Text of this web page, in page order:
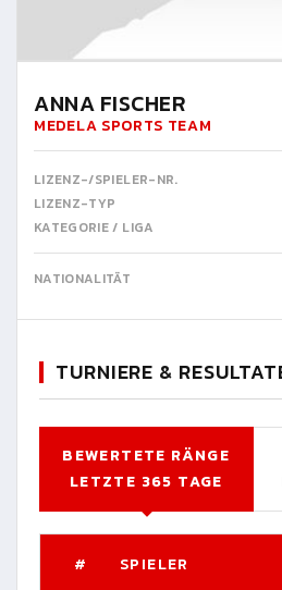
ANNA FISCHER
MEDELA SPORTS TEAM
LIZENZ-/SPIELER-NR.
LIZENZ-TYP
KATEGORIE / LIGA
NATIONALITÄT
TURNIERE &
BEWERTETE RÄNGE
LETZTE 365 TAGE
# SPIELER